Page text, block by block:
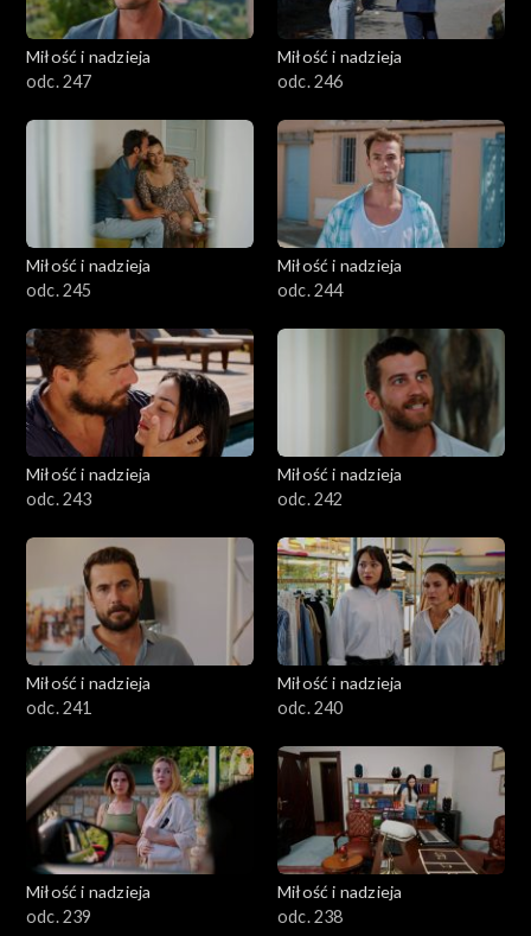
Miłość i nadzieja
odc. 247
Miłość i nadzieja
odc. 246
Miłość i nadzieja
odc. 245
Miłość i nadzieja
odc. 244
Miłość i nadzieja
odc. 243
Miłość i nadzieja
odc. 242
Miłość i nadzieja
odc. 241
Miłość i nadzieja
odc. 240
Miłość i nadzieja
odc. 239
Miłość i nadzieja
odc. 238